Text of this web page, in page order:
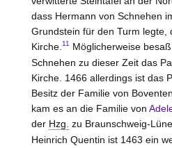
dass Hermann von Schnehen
Grundstein für den Turm legte,
Kirche. 11
Möglicherweise
Schnehen zu dieser Zeit das
Kirche. 1466 allerdings ist das
Besitz der Familie von
kam es an die Familie von
der Hzg. zu Braunschweig-
Heinrich Quentin ist 1463 ein